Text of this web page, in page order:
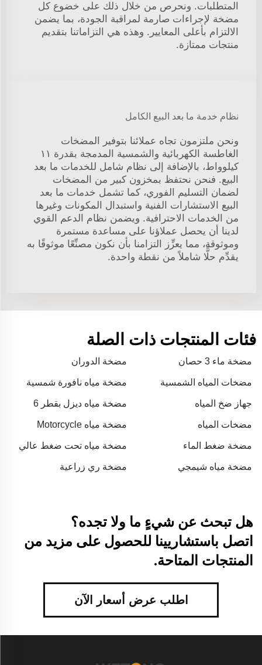
المتطلبات. ونحرص من خلال ذلك على خضوع كل
مضخة لإجراءات صارمة لمراقبة الجودة، بما يضمن
الالتزام بأعلى المعايير. وهذه هي التزاماتنا بتقديم
منتجات ممتازة.
نظام خدمة ما بعد البيع الكامل
ونحن ملتزمون تجاه عملائنا بتوفير المضخات
الغاطسة الكهربائية والشمسية المدمجة بقدرة ١١
كيلوواط، بالإضافة إلى نظام شامل للخدمات ما بعد
البيع. فنحن نحتفظ بمخزون كبير من المضخات
لضمان التسليم الفوري، كما تشمل خدمات ما بعد
البيع الاستشارات الفنية واستبدال المكونات وغيرها
من الخدمات الاحترافية. ويضمن نظام الدعم القوي
لدينا أن يحصل عملاؤنا على مساعدة مستمرة
وموثوقة، مما يعزِّز التزامنا بأن نكون مصنِّعًا موثوقًا به
يقدِّم حلًّا شاملاً من نقطة واحدة.
فئات المنتجات ذات الصلة
مضخة ماء 3 حصان مضخة الدوران
مضخات المياه الشمسية
مضخة مياه نافورة شمسية
جهاز ضخ المياه
مضخة مياه ديزل بقطر 6
مضخات المياه
مضخة مياه Motorcycle
مضخة ضغط الماء
مضخة مياه تحت ضغط عالي
مضخة مياه شيمجي مضخة ري زراعية
هل تبحث عن شيءٍ ما ولا تجده؟
اتصل باستشاريينا للحصول على مزيد من
المنتجات المتاحة.
اطلب عرض أسعار الآن